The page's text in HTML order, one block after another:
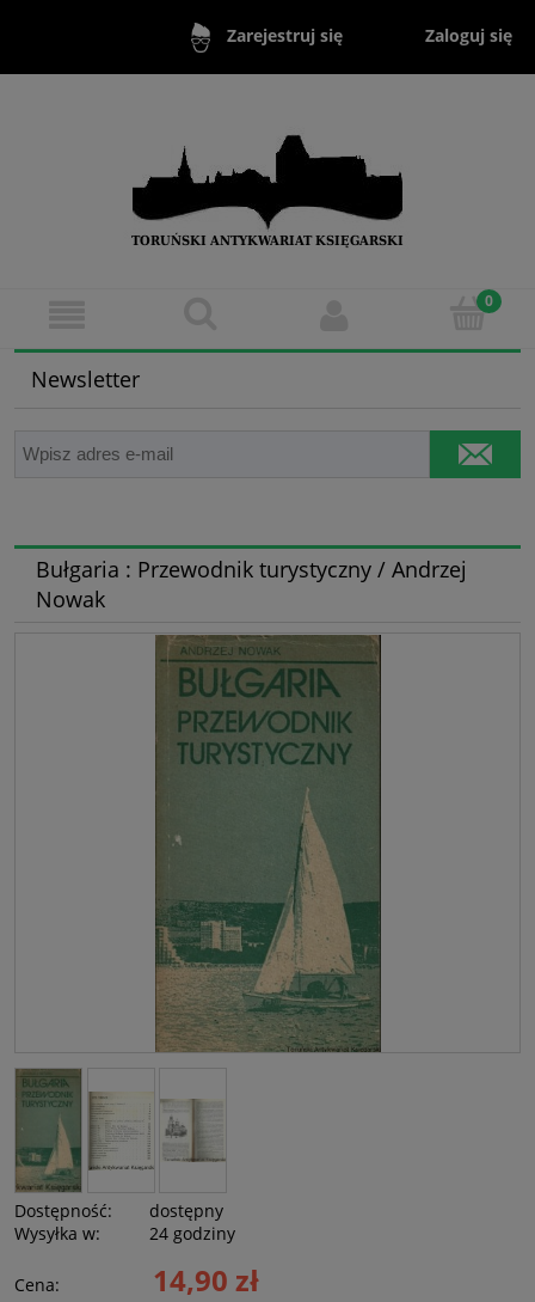
Zarejestruj się Zaloguj się
Newsletter
Bułgaria : Przewodnik turystyczny / Andrzej
Nowak
Dostępność:
dostępny
Wysyłka w:
24 godziny
Cena: 14,90 zł